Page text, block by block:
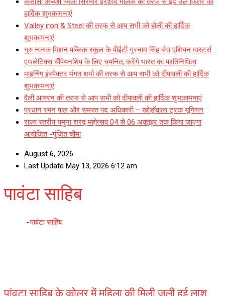
हार्दिक शुभकामनाएं
Valley iron & Steel की तरफ से आप सभी को होली की हार्दिक
शुभकामनाएं
गुरु नानक मिशन पब्लिक स्कूल के पीईटी गुरनाम सिंह बंगा एशियन मास्टर्स
एथलेटिक्स चैंपियनशिप के लिए चयनित, करेंगे भारत का प्रतिनिधित्व
माइनिंग इंस्पेक्टर मंगत शर्मा की तरफ से आप सभी को दीपावली की हार्दिक
शुभकामनाएं
वैली आयरन की तरफ से आप सभी को दीपावली की हार्दिक शुभकामनाएं
प्रधान रमन पाल और समस्त पद अधिकारी – खोड़ोंवाला ट्रक यूनियन
राज्य स्तरीय यमुना शरद् महोत्सव 04 से 06 अक्तूबर तक किया जाएगा
आयोजित -गुंजित चीमा
August 6, 2026
Last Update May 13, 2026 6:12 am
पावंटा साहिब
-पावंटा साहिब
पांवटा साहिब के कोलर में महिला की मिली जली हुई लाश